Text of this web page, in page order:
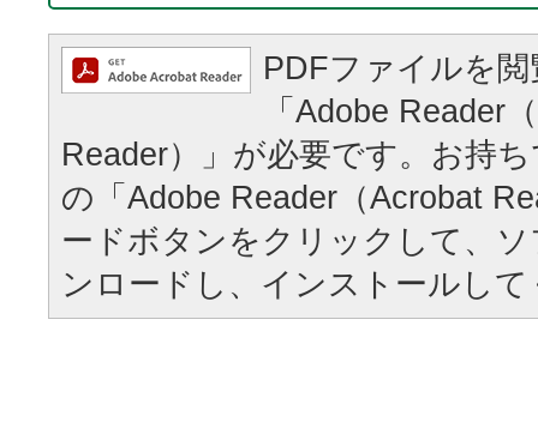
PDFファイルを
「Adobe Reader
Reader）」が必要です。お持
の「Adobe Reader（Acrobat
ードボタンをクリックして、
ンロードし、インストールし